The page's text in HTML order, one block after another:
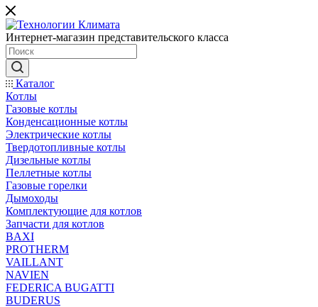
Интернет-магазин представительского класса
Каталог
Котлы
Газовые котлы
Конденсационные котлы
Электрические котлы
Твердотопливные котлы
Дизельные котлы
Пеллетные котлы
Газовые горелки
Дымоходы
Комплектующие для котлов
Запчасти для котлов
BAXI
PROTHERM
VAILLANT
NAVIEN
FEDERICA BUGATTI
BUDERUS